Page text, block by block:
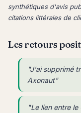
synthétiques d'avis
citations littérales de
Les retours
"J'ai supprimé
Axonaut"
"Le lien entre